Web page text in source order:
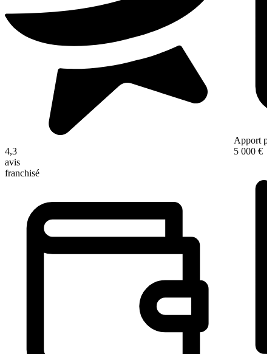
4,3
avis
franchisé
Apport
5 000 €